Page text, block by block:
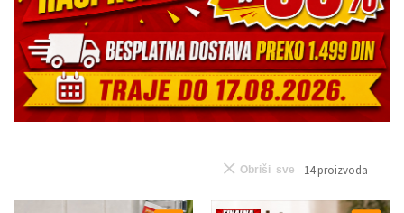
14proizvoda
Obriši sve